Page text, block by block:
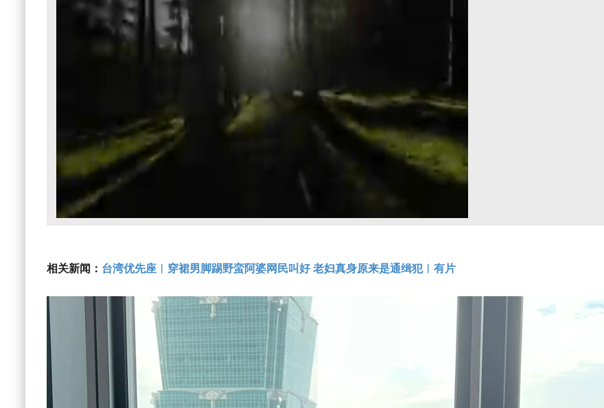
相关新闻： 台湾优先座︱穿裙男脚踢野蛮阿婆网民叫好 老妇真身原来是通缉犯︱有片